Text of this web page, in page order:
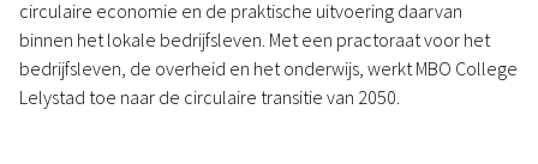
circulaire economie en de praktische uitvoering daarvan
binnen het lokale bedrijfsleven. Met een practoraat voor het
bedrijfsleven, de overheid en het onderwijs, werkt MBO College
Lelystad toe naar de circulaire transitie van 2050.